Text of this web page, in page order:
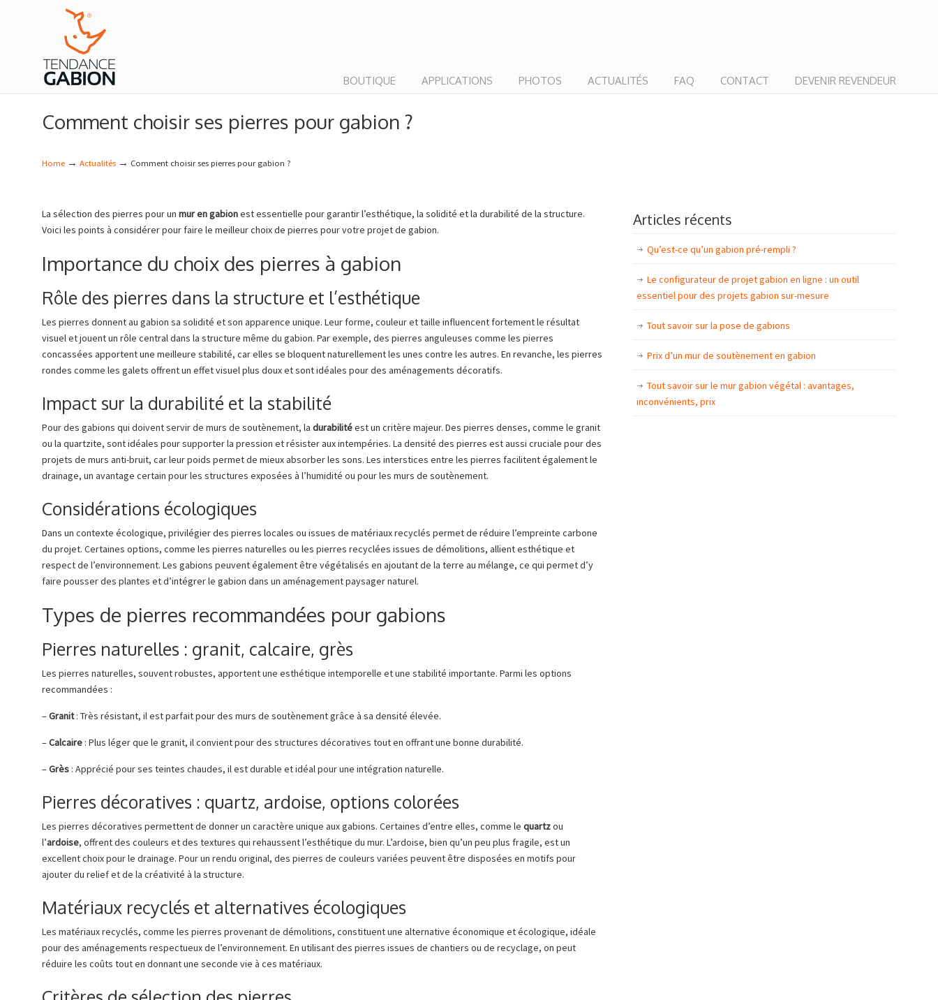
BOUTIQUE APPLICATIONS PHOTOS ACTUALITÉS FAQ CONTACT DEVENIR REVENDEUR
Navigation
Comment choisir ses pierres pour gabion ?
Home →Actualités → Comment choisir ses pierres pour gabion ?
La sélection des pierres pour unmur en gabionest essentielle pour garantir l’esthétique, la solidité et la durabilité de la structure.
Voici les points à considérer pour faire le meilleur choix de pierres pour votre projet de gabion.
Importance du choix des pierres à gabion
Rôle des pierres dans la structure et l’esthétique
Les pierres donnent au gabion sa solidité et son apparence unique. Leur forme, couleur et taille influencent fortement le résultat
visuel et jouent un rôle central dans la structure même du gabion. Par exemple, des pierres anguleuses comme les pierres
concassées apportent une meilleure stabilité, car elles se bloquent naturellement les unes contre les autres. En revanche, les pierres
rondes comme les galets offrent un effet visuel plus doux et sont idéales pour des aménagements décoratifs.
Impact sur la durabilité et la stabilité
Pour des gabions qui doivent servir de murs de soutènement, ladurabilitéest un critère majeur. Des pierres denses, comme le granit
ou la quartzite, sont idéales pour supporter la pression et résister aux intempéries. La densité des pierres est aussi cruciale pour des
projets de murs anti-bruit, car leur poids permet de mieux absorber les sons. Les interstices entre les pierres facilitent également le
drainage, un avantage certain pour les structures exposées à l’humidité ou pour les murs de soutènement.
Considérations écologiques
Dans un contexte écologique, privilégier des pierres locales ou issues de matériaux recyclés permet de réduire l’empreinte carbone
du projet. Certaines options, comme les pierres naturelles ou les pierres recyclées issues de démolitions, allient esthétique et
respect de l’environnement. Les gabions peuvent également être végétalisés en ajoutant de la terre au mélange, ce qui permet d’y
faire pousser des plantes et d’intégrer le gabion dans un aménagement paysager naturel.
Types de pierres recommandées pour gabions
Pierres naturelles : granit, calcaire, grès
Les pierres naturelles, souvent robustes, apportent une esthétique intemporelle et une stabilité importante. Parmi les options
recommandées :
–Granit: Très résistant, il est parfait pour des murs de soutènement grâce à sa densité élevée.
–Calcaire : Plus léger que le granit, il convient pour des structures décoratives tout en offrant une bonne durabilité.
–Grès : Apprécié pour ses teintes chaudes, il est durable et idéal pour une intégration naturelle.
Pierres décoratives : quartz, ardoise, options colorées
Les pierres décoratives permettent de donner un caractère unique aux gabions. Certaines d’entre elles, comme lequartzou
l’ardoise, offrent des couleurs et des textures qui rehaussent l’esthétique du mur. L’ardoise, bien qu’un peu plus fragile, est un
excellent choix pour le drainage. Pour un rendu original, des pierres de couleurs variées peuvent être disposées en motifs pour
ajouter du relief et de la créativité à la structure.
Matériaux recyclés et alternatives écologiques
Les matériaux recyclés, comme les pierres provenant de démolitions, constituent une alternative économique et écologique, idéale
pour des aménagements respectueux de l’environnement. En utilisant des pierres issues de chantiers ou de recyclage, on peut
réduire les coûts tout en donnant une seconde vie à ces matériaux.
Articles récents
Qu’est-ce qu’un gabion pré-rempli ?
Le configurateur de projet gabion en ligne : un outil
essentiel pour des projets gabion sur-mesure
Tout savoir sur la pose de gabions
Prix d’un mur de soutènement en gabion
Tout savoir sur le mur gabion végétal : avantages,
inconvénients, prix